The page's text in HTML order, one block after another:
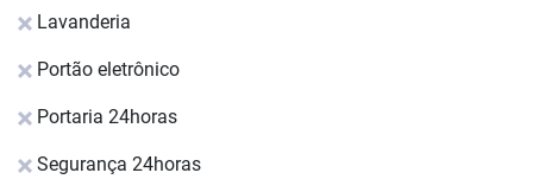
Lavanderia
Portão eletrônico
Portaria 24horas
Segurança 24horas